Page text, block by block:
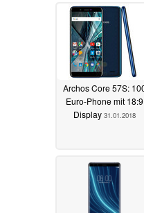
Archos Core 57S:
Euro-Phone mit 18:9
Display 31.01.2018